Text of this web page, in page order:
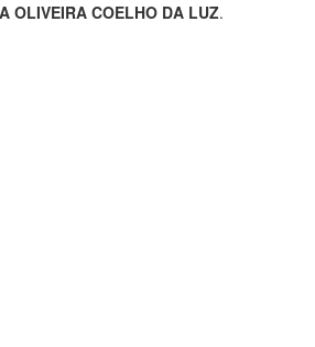
OLIVEIRA COELHO DA LUZ.